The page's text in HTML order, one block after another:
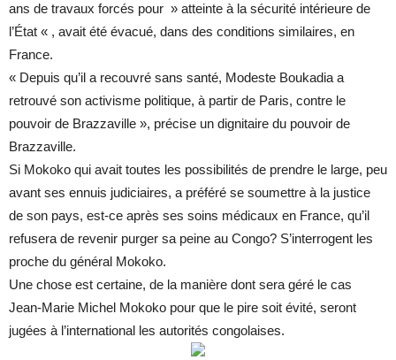
ans de travaux forcés pour » atteinte à la sécurité intérieure de
l’État « , avait été évacué, dans des conditions similaires, en
France.
« Depuis qu’il a recouvré sans santé, Modeste Boukadia a
retrouvé son activisme politique, à partir de Paris, contre le
pouvoir de Brazzaville », précise un dignitaire du pouvoir de
Brazzaville.
Si Mokoko qui avait toutes les possibilités de prendre le large, peu
avant ses ennuis judiciaires, a préféré se soumettre à la justice
de son pays, est-ce après ses soins médicaux en France, qu’il
refusera de revenir purger sa peine au Congo? S’interrogent les
proche du général Mokoko.
Une chose est certaine, de la manière dont sera géré le cas
Jean-Marie Michel Mokoko pour que le pire soit évité, seront
jugées à l’international les autorités congolaises.